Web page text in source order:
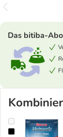
Das bitiba-Abo
Rocco